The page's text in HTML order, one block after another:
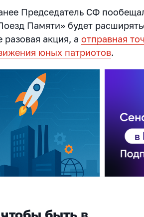
Председатель СФ
Памяти» будет
разовая акция, аотправная
юных патриотов.